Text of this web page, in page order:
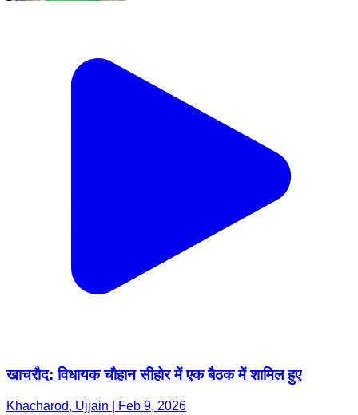
खाचरौद: विधायक चौहान सीहोर में एक बैठक में शामिल हुए
Khacharod, Ujjain | Feb 9, 2026